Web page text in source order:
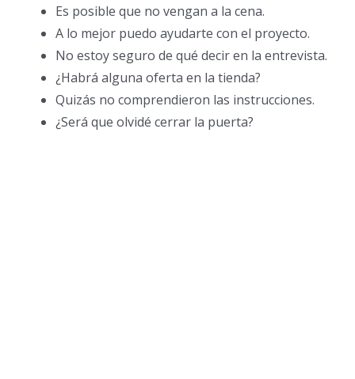
Es posible que no vengan a la cena.
A lo mejor puedo ayudarte con el proyecto.
No estoy seguro de qué decir en la entrevista.
¿Habrá alguna oferta en la tienda?
Quizás no comprendieron las instrucciones.
¿Será que olvidé cerrar la puerta?